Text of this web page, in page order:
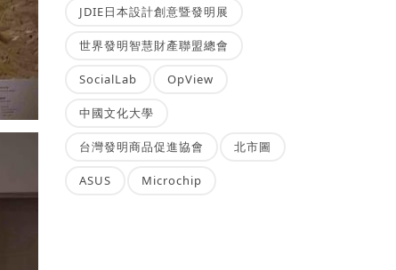
JDIE日本設計創意暨發明展
世界發明智慧財產聯盟總會
SocialLab OpView
中國文化大學
台灣發明商品促進協會 北市圖
ASUS Microchip